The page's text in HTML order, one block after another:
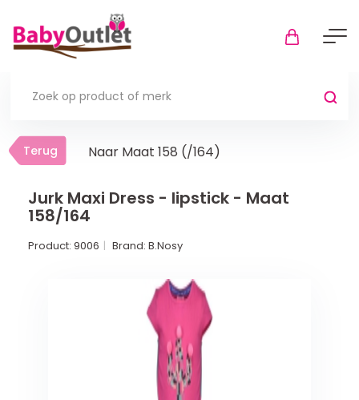
Terug
Thuis
Boxmatrassen en hoeslakens
Veiligheid in en om huis
Terug Naar Maat 158 (/164)
Jurk Maxi Dress - lipstick - Maat
158/164
Product: 9006 Brand: B.Nosy